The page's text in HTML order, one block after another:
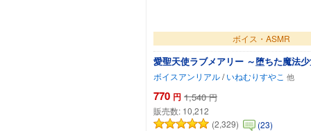
ボイス・ASMR
愛聖天使ラブメアリー ～堕ちた魔法
ボイスアンリアル/ いねむりすやこ
770 円 1,540 円
販売数: 10,212
(2,329)
(23)